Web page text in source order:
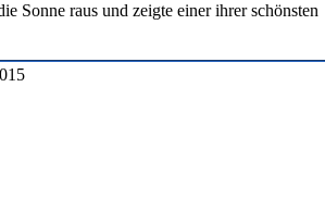
Sonne raus und zeigte einer ihrer schönsten